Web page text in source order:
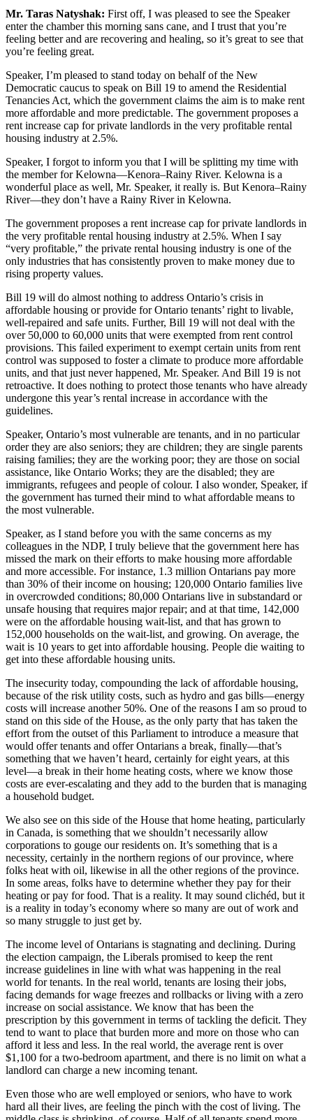
Mr. Taras Natyshak: First off, I was pleased to see the Speaker
enter the chamber this morning sans cane, and I trust that you’re
feeling better and are recovering and healing, so it’s great to see that
you’re feeling great.
Speaker, I’m pleased to stand today on behalf of the New
Democratic caucus to speak on Bill 19 to amend the Residential
Tenancies Act, which the government claims the aim is to make rent
more affordable and more predictable. The government proposes a
rent increase cap for private landlords in the very profitable rental
housing industry at 2.5%.
Speaker, I forgot to inform you that I will be splitting my time with
the member for Kelowna—Kenora–Rainy River. Kelowna is a
wonderful place as well, Mr. Speaker, it really is. But Kenora–Rainy
River—they don’t have a Rainy River in Kelowna.
The government proposes a rent increase cap for private landlords in
the very profitable rental housing industry at 2.5%. When I say
“very profitable,” the private rental housing industry is one of the
only industries that has consistently proven to make money due to
rising property values.
Bill 19 will do almost nothing to address Ontario’s crisis in
affordable housing or provide for Ontario tenants’ right to livable,
well-repaired and safe units. Further, Bill 19 will not deal with the
over 50,000 to 60,000 units that were exempted from rent control
provisions. This failed experiment to exempt certain units from rent
control was supposed to foster a climate to produce more affordable
units, and that just never happened, Mr. Speaker. And Bill 19 is not
retroactive. It does nothing to protect those tenants who have already
undergone this year’s rental increase in accordance with the
guidelines.
Speaker, Ontario’s most vulnerable are tenants, and in no particular
order they are also seniors; they are children; they are single parents
raising families; they are the working poor; they are those on social
assistance, like Ontario Works; they are the disabled; they are
immigrants, refugees and people of colour. I also wonder, Speaker, if
the government has turned their mind to what affordable means to
the most vulnerable.
Speaker, as I stand before you with the same concerns as my
colleagues in the NDP, I truly believe that the government here has
missed the mark on their efforts to make housing more affordable
and more accessible. For instance, 1.3 million Ontarians pay more
than 30% of their income on housing; 120,000 Ontario families live
in overcrowded conditions; 80,000 Ontarians live in substandard or
unsafe housing that requires major repair; and at that time, 142,000
were on the affordable housing wait-list, and that has grown to
152,000 households on the wait-list, and growing. On average, the
wait is 10 years to get into affordable housing. People die waiting to
get into these affordable housing units.
The insecurity today, compounding the lack of affordable housing,
because of the risk utility costs, such as hydro and gas bills—energy
costs will increase another 50%. One of the reasons I am so proud to
stand on this side of the House, as the only party that has taken the
effort from the outset of this Parliament to introduce a measure that
would offer tenants and offer Ontarians a break, finally—that’s
something that we haven’t heard, certainly for eight years, at this
level—a break in their home heating costs, where we know those
costs are ever-escalating and they add to the burden that is managing
a household budget.
We also see on this side of the House that home heating, particularly
in Canada, is something that we shouldn’t necessarily allow
corporations to gouge our residents on. It’s something that is a
necessity, certainly in the northern regions of our province, where
folks heat with oil, likewise in all the other regions of the province.
In some areas, folks have to determine whether they pay for their
heating or pay for food. That is a reality. It may sound clichéd, but it
is a reality in today’s economy where so many are out of work and
so many struggle to just get by.
The income level of Ontarians is stagnating and declining. During
the election campaign, the Liberals promised to keep the rent
increase guidelines in line with what was happening in the real
world for tenants. In the real world, tenants are losing their jobs,
facing demands for wage freezes and rollbacks or living with a zero
increase on social assistance. We know that has been the
prescription by this government in terms of tackling the deficit. They
tend to want to place that burden more and more on those who can
afford it less and less. In the real world, the average rent is over
$1,100 for a two-bedroom apartment, and there is no limit on what a
landlord can charge a new incoming tenant.
Even those who are well employed or seniors, who have to work
hard all their lives, are feeling the pinch with the cost of living. The